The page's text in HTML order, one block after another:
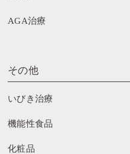
AGA治療
その他
いびき治療
機能性食品
化粧品